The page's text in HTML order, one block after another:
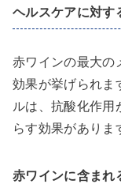
ヘルスケアに対す
赤ワインの最大の
効果が挙げられま
ルは、抗酸化作用
らす効果がありま
赤ワインに含まれ